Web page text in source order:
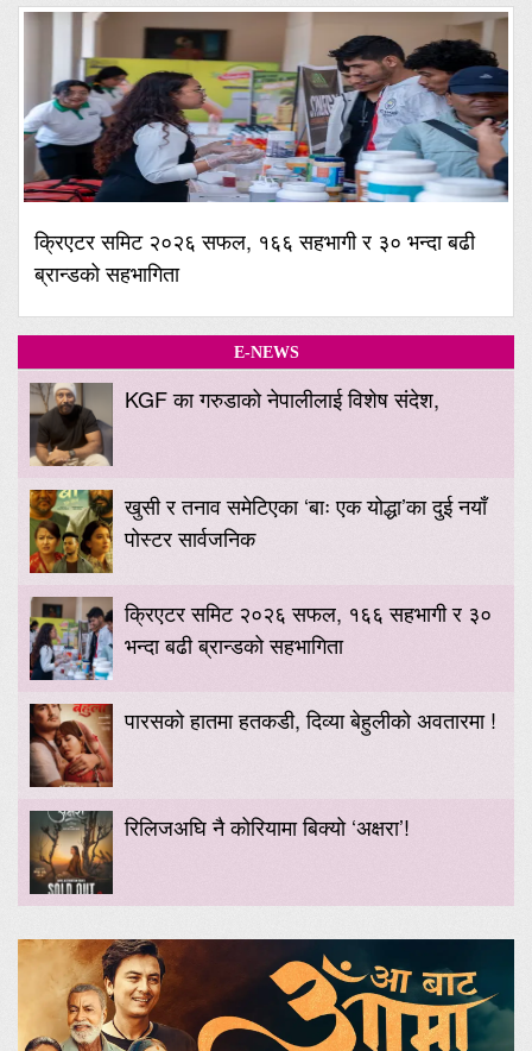
क्रिएटर समिट २०२६ सफल, १६६ सहभागी र ३० भन्दा बढी
ब्रान्डको सहभागिता
E-NEWS
KGF का गरुडाको नेपालीलाई विशेष संदेश,
खुसी र तनाव समेटिएका ‘बाः एक योद्धा’का दुई नयाँ
पोस्टर सार्वजनिक
क्रिएटर समिट २०२६ सफल, १६६ सहभागी र ३०
भन्दा बढी ब्रान्डको सहभागिता
पारसको हातमा हतकडी, दिव्या बेहुलीको अवतारमा !
रिलिजअघि नै कोरियामा बिक्यो ‘अक्षरा’!